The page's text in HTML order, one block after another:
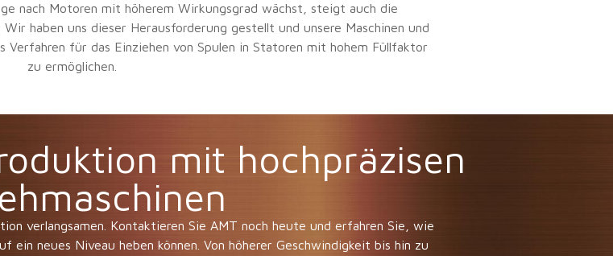
nach Motoren mit höherem Wirkungsgrad wächst, steigt auch die
haben uns dieser Herausforderung gestellt und unsere Maschinen und
für das Einziehen von Spulen in Statoren mit hohem Füllfaktor
zu ermöglichen.
mit hochpräzisen
verlangsamen. Kontaktieren Sie AMT noch heute und erfahren Sie, wie
ein neues Niveau heben können. Von höherer Geschwindigkeit bis hin zu